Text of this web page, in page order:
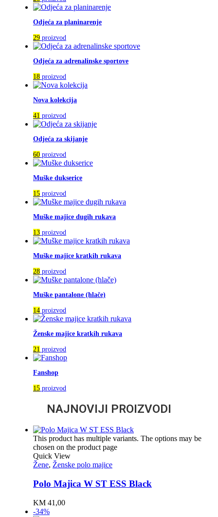
Odjeća za planinarenje
29 proizvod
Odjeća za adrenalinske sportove
18 proizvod
Nova kolekcija
41 proizvod
Odjeća za skijanje
60 proizvod
Muške dukserice
15 proizvod
Muške majice dugih rukava
13 proizvod
Muške majice kratkih rukava
28 proizvod
Muške pantalone (hlače)
14 proizvod
Ženske majice kratkih rukava
21 proizvod
Fanshop
15 proizvod
NAJNOVIJI PROIZVODI
This product has multiple variants. The options may be
chosen on the product page
Quick View
Žene, Ženske polo majice
Polo Majica W ST ESS Black
KM 41,00
-34%